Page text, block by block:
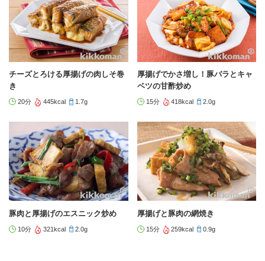
チーズとろける厚揚げの肉しそ巻
き
20分 445kcal 1.7g
厚揚げでかさ増し！豚バラとキャ
ベツの甘酢炒め
15分 418kcal 2.0g
豚肉と厚揚げのエスニック炒め
10分 321kcal 2.0g
厚揚げと豚肉の網焼き
15分 259kcal 0.9g